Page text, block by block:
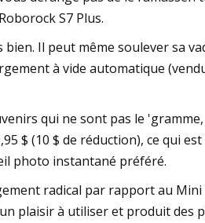
S7 Plus.
Il peut même soulever sa
à vide automatique
qui ne sont pas le
$ (10 $ de réduction), ce qui
photo instantané préféré.
radical par rapport au Mini
plaisir à utiliser et produit des